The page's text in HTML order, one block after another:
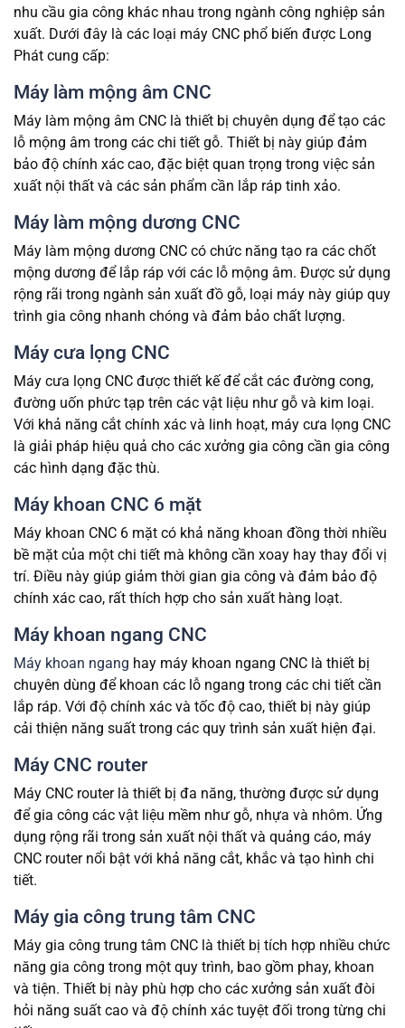
nhu cầu gia công khác nhau trong ngành công nghiệp sản
xuất. Dưới đây là các loại máy CNC phổ biến được Long
Phát cung cấp:
Máy làm mộng âm CNC
Máy làm mộng âm CNC là thiết bị chuyên dụng để tạo các
lỗ mộng âm trong các chi tiết gỗ. Thiết bị này giúp đảm
bảo độ chính xác cao, đặc biệt quan trọng trong việc sản
xuất nội thất và các sản phẩm cần lắp ráp tinh xảo.
Máy làm mộng dương CNC
Máy làm mộng dương CNC có chức năng tạo ra các chốt
mộng dương để lắp ráp với các lỗ mộng âm. Được sử dụng
rộng rãi trong ngành sản xuất đồ gỗ, loại máy này giúp quy
trình gia công nhanh chóng và đảm bảo chất lượng.
Máy cưa lọng CNC
Máy cưa lọng CNC được thiết kế để cắt các đường cong,
đường uốn phức tạp trên các vật liệu như gỗ và kim loại.
Với khả năng cắt chính xác và linh hoạt, máy cưa lọng CNC
là giải pháp hiệu quả cho các xưởng gia công cần gia công
các hình dạng đặc thù.
Máy khoan CNC 6 mặt
Máy khoan CNC 6 mặt có khả năng khoan đồng thời nhiều
bề mặt của một chi tiết mà không cần xoay hay thay đổi vị
trí. Điều này giúp giảm thời gian gia công và đảm bảo độ
chính xác cao, rất thích hợp cho sản xuất hàng loạt.
Máy khoan ngang CNC
Máy khoan ngang hay máy khoan ngang CNC là thiết bị
chuyên dùng để khoan các lỗ ngang trong các chi tiết cần
lắp ráp. Với độ chính xác và tốc độ cao, thiết bị này giúp
cải thiện năng suất trong các quy trình sản xuất hiện đại.
Máy CNC router
Máy CNC router là thiết bị đa năng, thường được sử dụng
để gia công các vật liệu mềm như gỗ, nhựa và nhôm. Ứng
dụng rộng rãi trong sản xuất nội thất và quảng cáo, máy
CNC router nổi bật với khả năng cắt, khắc và tạo hình chi
tiết.
Máy gia công trung tâm CNC
Máy gia công trung tâm CNC là thiết bị tích hợp nhiều chức
năng gia công trong một quy trình, bao gồm phay, khoan
và tiện. Thiết bị này phù hợp cho các xưởng sản xuất đòi
hỏi năng suất cao và độ chính xác tuyệt đối trong từng chi